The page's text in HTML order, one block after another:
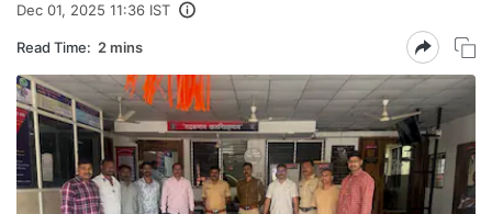
Dec 01, 2025 11:36 IST
Read Time: 2 mins